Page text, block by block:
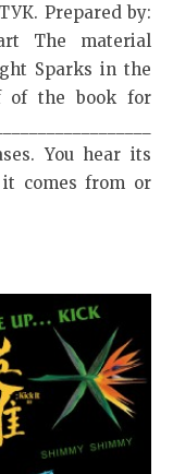
Prepared by:
The material
Sparks in the
of the book for
You hear its
comes from or